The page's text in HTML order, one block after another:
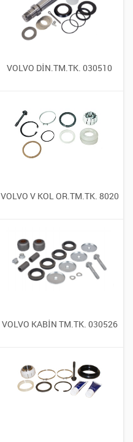
VOLVO DİN.TM.TK. 030510
VOLVO V KOL OR.TM.TK. 8020
VOLVO KABİN TM.TK. 030526